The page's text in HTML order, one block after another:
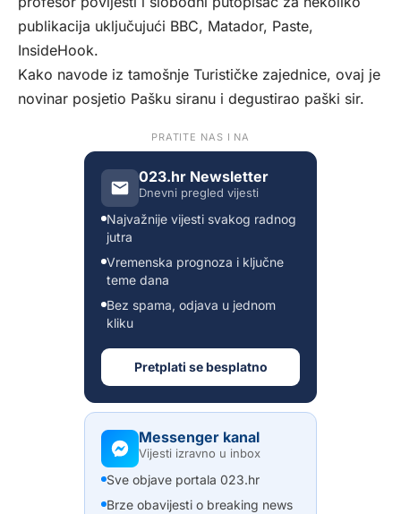
publikacija uključujući BBC, Matador, Paste,
InsideHook.
Kako navode iz tamošnje Turističke zajednice, ovaj je
novinar posjetio Pašku siranu i degustirao paški sir.
PRATITE NAS I NA
023.hr Newsletter
Dnevni pregled vijesti
Najvažnije vijesti svakog radnog
jutra
Vremenska prognoza i ključne
teme dana
Bez spama, odjava u jednom
kliku
Pretplati se besplatno
Messenger kanal
Vijesti izravno u inbox
Sve objave portala 023.hr
Brze obavijesti o breaking news